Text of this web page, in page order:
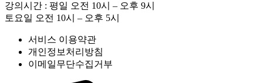
강의시간 : 평일 오전 10시 – 오후 9시
토요일 오전 10시 – 오후 5시
서비스 이용약관
개인정보처리방침
이메일무단수집거부